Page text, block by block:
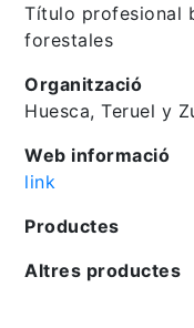
Título profesional
forestales
Organització
Huesca, Teruel y
Web informació
link
Productes
Altres productes